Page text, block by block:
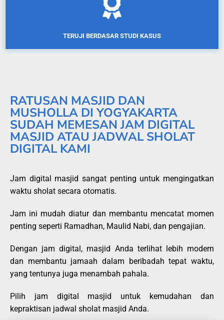
TERUJI BERDASAR STUDI KASUS
RATUSAN MASJID DAN
MUSHOLLA DI YOGYAKARTA
SUDAH MEMESAN JAM DIGITAL
MASJID ATAU JADWAL SHOLAT
DIGITAL KAMI
Jam digital masjid sangat penting untuk mengingatkan
waktu sholat secara otomatis.
Jam ini mudah diatur dan membantu mencatat momen
penting seperti Ramadhan, Maulid Nabi, dan pengajian.
Dengan jam digital, masjid Anda terlihat lebih modern
dan membantu jamaah dalam beribadah tepat waktu,
yang tentunya juga menambah pahala.
Pilih jam digital masjid untuk kemudahan dan
kepraktisan jadwal sholat masjid Anda.